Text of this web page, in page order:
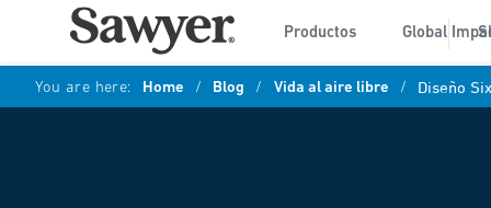
Productos Global
You are here: Home / Blog / Vida al aire libre / Diseño